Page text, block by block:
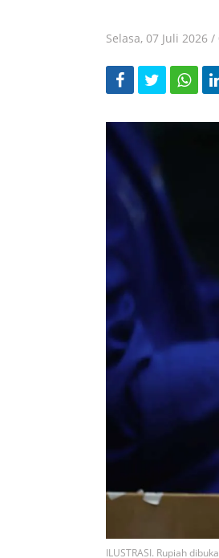
Selasa, 07 Juli 2026 /
ILUSTRASI. Rupiah